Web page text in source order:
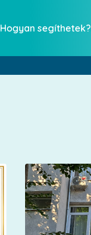
Hogyan segíthetek?